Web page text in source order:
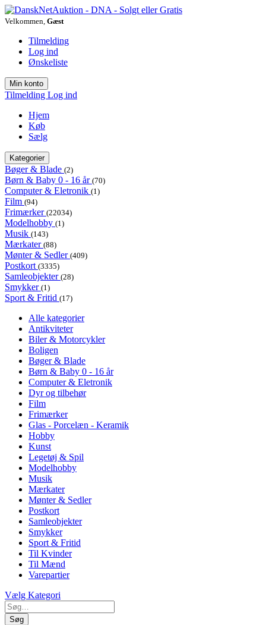
Velkommen, Gæst
Tilmelding
Log ind
Ønskeliste
Min konto
Tilmelding Log ind
Hjem
Køb
Sælg
Kategorier
Bøger & Blade (2)
Børn & Baby 0 - 16 år (70)
Computer & Eletronik (1)
Film (94)
Frimærker (22034)
Modelhobby (1)
Musik (143)
Mærkater (88)
Mønter & Sedler (409)
Postkort (3335)
Samleobjekter (28)
Smykker (1)
Sport & Fritid (17)
Alle kategorier
Antikviteter
Biler & Motorcykler
Boligen
Bøger & Blade
Børn & Baby 0 - 16 år
Computer & Eletronik
Dyr og tilbehør
Film
Frimærker
Glas - Porcelæn - Keramik
Hobby
Kunst
Legetøj & Spil
Modelhobby
Musik
Mærkater
Mønter & Sedler
Postkort
Samleobjekter
Smykker
Sport & Fritid
Til Kvinder
Til Mænd
Varepartier
Vælg Kategori
Søg